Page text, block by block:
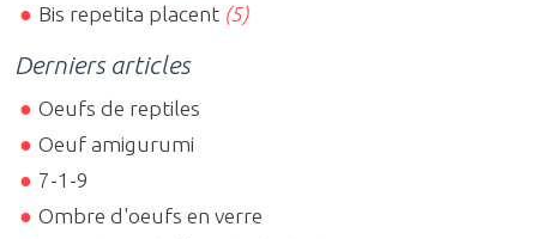
Bis repetita placent (5)
Derniers articles
Oeufs de reptiles
Oeuf amigurumi
7-1-9
Ombre d'oeufs en verre